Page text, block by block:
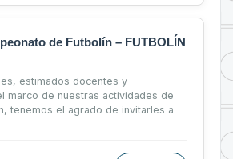
de Futbolín – FUTBOLÍN
estimados docentes y
marco de nuestras actividades de
tenemos el agrado de invitarles a